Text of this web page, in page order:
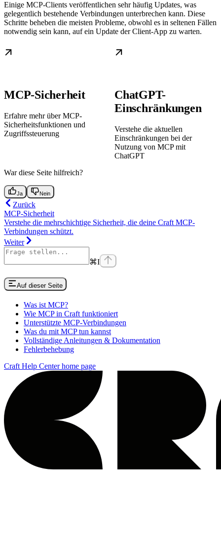
Einige MCP-Clients veröffentlichen sehr häufig Updates, was
gelegentlich bestehende Verbindungen unterbrechen kann. Diese
Schritte beheben die meisten Probleme, obwohl es in seltenen Fällen
notwendig sein kann, auf ein Update der Client-App zu warten.
MCP-Sicherheit
Erfahre mehr über MCP-
Sicherheitsfunktionen und
Zugriffssteuerung
ChatGPT-
Einschränkungen
Verstehe die aktuellen
Einschränkungen bei der
Nutzung von MCP mit
ChatGPT
War diese Seite hilfreich?
Ja Nein
Zurück
MCP-Sicherheit
Verstehe die mehrschichtige Sicherheit, die deine Craft MCP-
Verbindungen schützt.
Weiter
⌘I
Auf dieser Seite
Was ist MCP?
Wie MCP in Craft funktioniert
Unterstützte MCP-Verbindungen
Was du mit MCP tun kannst
Vollständige Anleitungen & Dokumentation
Fehlerbehebung
Craft Help Centerhome page